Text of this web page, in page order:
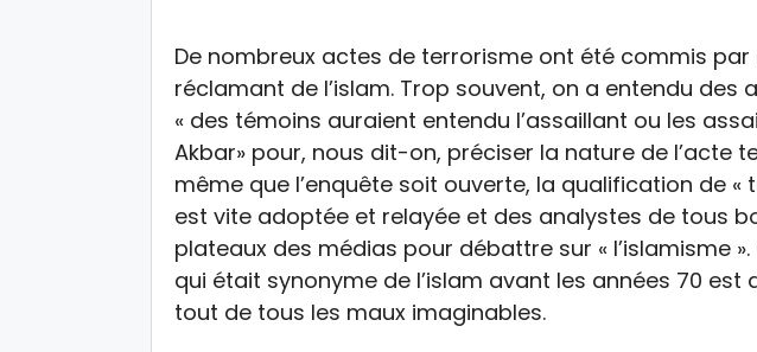
De nombreux actes de terrorisme ont été commis par
réclamant de l’islam. Trop souvent, on a entendu des
« des témoins auraient entendu l’assaillant ou les
Akbar» pour, nous dit-on, préciser la nature de l’acte
même que l’enquête soit ouverte, la qualification de «
est vite adoptée et relayée et des analystes de tous
plateaux des médias pour débattre sur « l’islamisme
qui était synonyme de l’islam avant les années 70 est
tout de tous les maux imaginables.